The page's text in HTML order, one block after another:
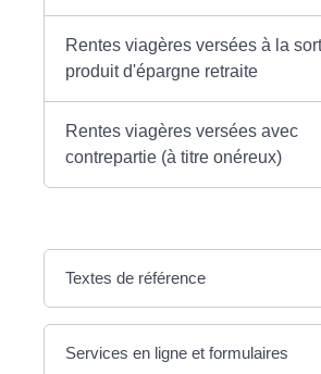
Rentes viagères versées à la
produit d'épargne retraite
Rentes viagères versées avec
contrepartie (à titre onéreux)
Textes de référence
Services en ligne et formulaires